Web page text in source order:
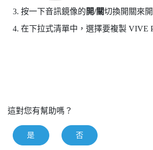
按一下音訊鏡像的 開/關切換開關來開
在下拉式清單中，選擇要複製 VIVE
這對您有幫助嗎？
是 否